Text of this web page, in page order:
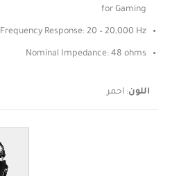
for Gaming
Frequency Response: 20 – 20,000 Hz
Nominal Impedance: 48 ohms
اللون: احمر